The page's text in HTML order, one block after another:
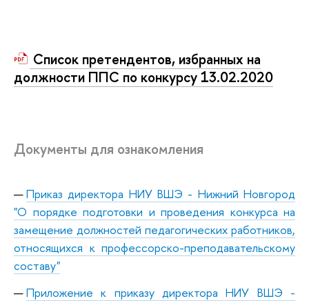
Список претендентов, избранных на
должности ППС по конкурсу 13.02.2020
Документы для ознакомления
Приказ директора НИУ ВШЭ - Нижний Новгород
"О порядке подготовки и проведения конкурса на
замещение должностей педагогических работников,
относящихся к профессорско-преподавательскому
составу"
Приложение к приказу директора НИУ ВШЭ -